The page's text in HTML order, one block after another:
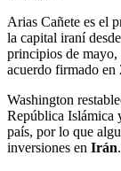
Arias Cañete es el
la capital iraní
principios de mayo,
acuerdo firmado en
Washington
República Islámica
país, por lo que
inversiones en Irán.